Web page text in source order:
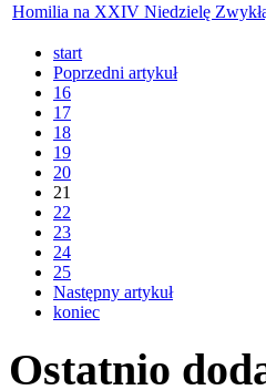
Homilia na XXIV Niedzielę
start
Poprzedni artykuł
16
17
18
19
20
21
22
23
24
25
Następny artykuł
koniec
Ostatnio